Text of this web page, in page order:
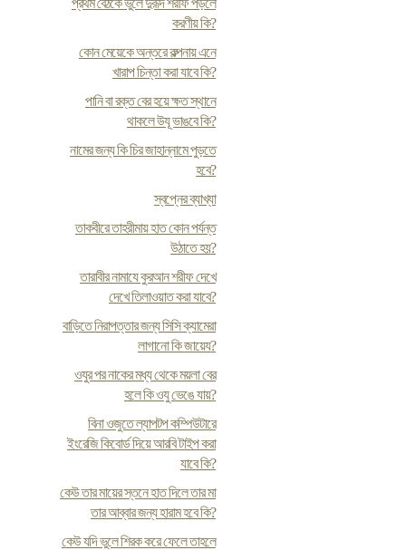
প্রথম বৈঠকে ভুলে দুরূদ শরীফ পড়লে
করণীয় কি?
কোন মেয়েকে অন্তরে কল্পনায় এনে
খারাপ চিন্তা করা যাবে কি?
পানি বা রক্ত বের হয়ে ক্ষত স্থানে
থাকলে উযূ ভাঙবে কি?
নামের জন্য কি চির জাহান্নামে পুড়তে
হবে?
স্বপ্নের ব্যাখ্যা
তাকবীরে তাহরীমায় হাত কোন পর্যন্ত
উঠাতে হয়?
তারাবীর নামাযে কুরআন শরীফ দেখে
দেখে তিলাওয়াত করা যাবে?
বাড়িতে নিরাপত্তার জন্য সিসি ক্যামেরা
লাগানো কি জায়েয?
ওযুর পর নাকের মধ্য থেকে ময়লা বের
হলে কি ওযু ভেঙে যায়?
বিনা ওজুতে ল্যাপটপ কম্পিউটারে
ইংরেজি কিবোর্ড দিয়ে আরবি টাইপ করা
যাবে কি?
কেউ তার মায়ের স্তনে হাত দিলে তার মা
তার আব্বার জন্য হারাম হবে কি?
কেউ যদি ভুলে শিরক করে ফেলে তাহলে